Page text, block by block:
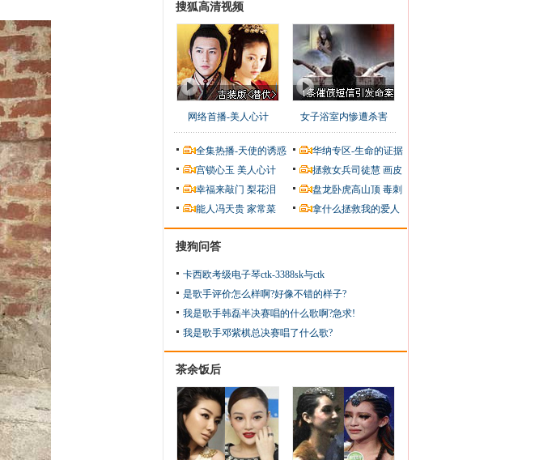
搜狐高清视频
网络首播-美人心计 女子浴室内惨遭杀害
全集热播-天使的诱惑
华纳专区-生命的证据
宫锁心玉 美人心计 拯救女兵司徒慧 画皮
幸福来敲门 梨花泪 盘龙卧虎高山顶 毒刺
能人冯天贵 家常菜 拿什么拯救我的爱人
搜狗问答
卡西欧考级电子琴ctk-3388sk与ctk
是歌手评价怎么样啊?好像不错的样子?
我是歌手韩磊半决赛唱的什么歌啊?急求!
我是歌手邓紫棋总决赛唱了什么歌?
茶余饭后